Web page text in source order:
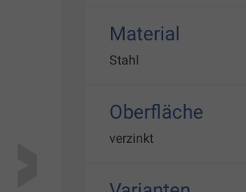
Material
Stahl
Oberfläche
verzinkt